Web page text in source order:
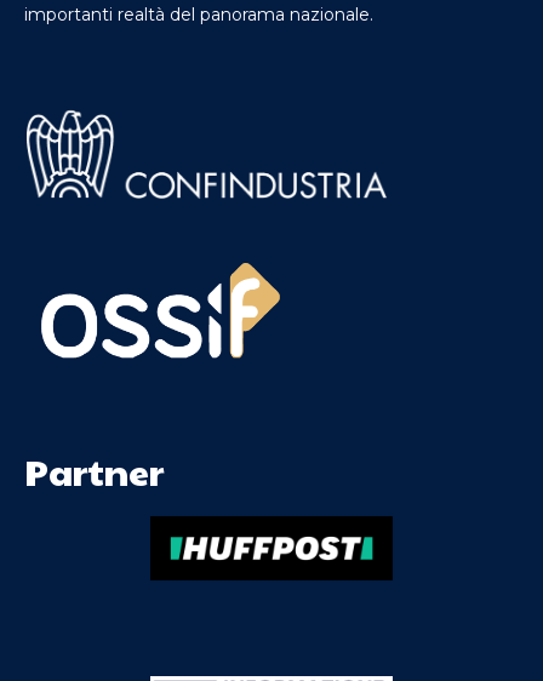
importanti realtà del panorama nazionale.
Partner